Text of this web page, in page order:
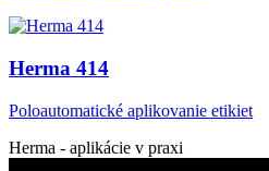
Herma 414
Poloautomatické aplikovanie etikiet
Herma - aplikácie v praxi